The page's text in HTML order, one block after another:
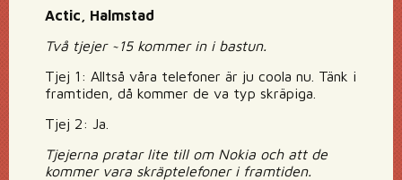
Actic, Halmstad
Två tjejer ~15 kommer in i bastun.
Tjej 1: Alltså våra telefoner är ju coola nu. Tänk i
framtiden, då kommer de va typ skräpiga.
Tjej 2: Ja.
Tjejerna pratar lite till om Nokia och att de
kommer vara skräptelefoner i framtiden.